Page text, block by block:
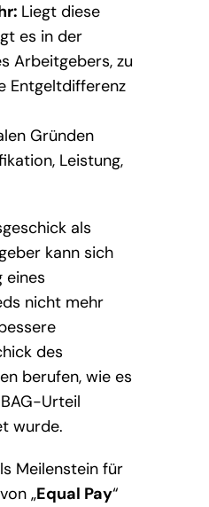
Liegt diese
es in der
Arbeitgebers, zu
Entgeltdifferenz
Gründen
Leistung,
als
kann sich
eines
nicht mehr
des
berufen, wie es
Urteil
wurde.
Meilenstein für
„Equal Pay“